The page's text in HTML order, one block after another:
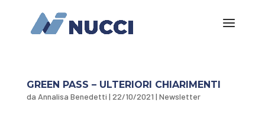
GREEN PASS – ULTERIORI CHIARIMENTI
da Annalisa Benedetti | 22/10/2021 | Newsletter